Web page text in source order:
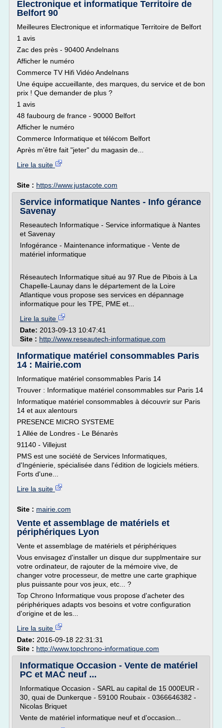
Electronique et informatique Territoire de
Belfort 90
Meilleures Electronique et informatique Territoire de Belfort
1 avis
Zac des près - 90400 Andelnans
Afficher le numéro
Commerce TV Hifi Vidéo Andelnans
Une équipe accueillante, des marques, du service et de bon
prix ! Que demander de plus ?
1 avis
48 faubourg de france - 90000 Belfort
Afficher le numéro
Commerce Informatique et télécom Belfort
Après m'être fait "jeter" du magasin de...
Lire la suite
Site : https://www.justacote.com
Service informatique Nantes - Info gérance
Savenay
Reseautech Informatique - Service informatique à Nantes
et Savenay
Infogérance - Maintenance informatique - Vente de
matériel informatique
Réseautech Informatique situé au 97 Rue de Pibois à La
Chapelle-Launay dans le département de la Loire
Atlantique vous propose ses services en dépannage
informatique pour les TPE, PME et...
Lire la suite
Date: 2013-09-13 10:47:41
Site : http://www.reseautech-informatique.com
Informatique matériel consommables Paris
14 : Mairie.com
Informatique matériel consommables Paris 14
Trouver : Informatique matériel consommables sur Paris 14
Informatique matériel consommables à découvrir sur Paris
14 et aux alentours
PRESENCE MICRO SYSTEME
1 Allée de Londres - Le Bénarès
91140 - Villejust
PMS est une société de Services Informatiques,
d'Ingénierie, spécialisée dans l'édition de logiciels métiers.
Forts d'une...
Lire la suite
Site : mairie.com
Vente et assemblage de matériels et
périphériques Lyon
Vente et assemblage de matériels et périphériques
Vous envisagez d'installer un disque dur supplmentaire sur
votre ordinateur, de rajouter de la mémoire vive, de
changer votre processeur, de mettre une carte graphique
plus puissante pour vos jeux, etc... ?
Top Chrono Informatique vous propose d'acheter des
périphériques adapts vos besoins et votre configuration
d'origine et de les...
Lire la suite
Date: 2016-09-18 22:31:31
Site : http://www.topchrono-informatique.com
Informatique Occasion - Vente de matériel
PC et MAC neuf ...
Informatique Occasion - SARL au capital de 15 000EUR -
30, quai de Dunkerque - 59100 Roubaix - 0366646382 -
Nicolas Briquet
Vente de matériel informatique neuf et d'occasion...